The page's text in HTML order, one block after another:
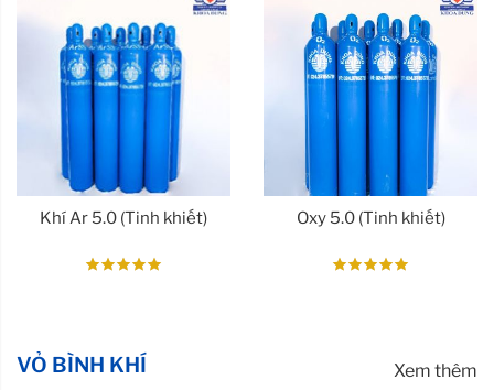
Khí Ar 5.0 (Tinh khiết) Oxy 5.0 (Tinh khiết)
VỎ BÌNH KHÍ Xem thêm